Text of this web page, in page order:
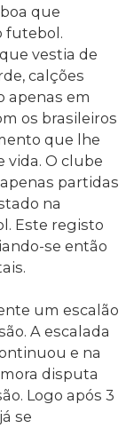
que
futebol.
vestia de
calções
apenas em
os brasileiros
que lhe
vida. O clube
partidas
na
Este registo
se então
um escalão
A escalada
e na
disputa
Logo após 3
se